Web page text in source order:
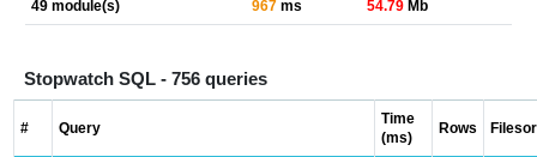
49 module(s) 967ms 54.79Mb
Stopwatch SQL - 756 queries
# Query
Time
(ms)
Rows